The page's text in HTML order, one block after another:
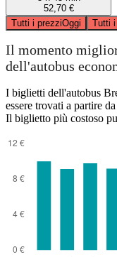
52,70 €
Tutti i prezziOggi Tutti
Il momento
dell'autobus
I biglietti dell'autobus
essere trovati a partire
Il biglietto più costoso